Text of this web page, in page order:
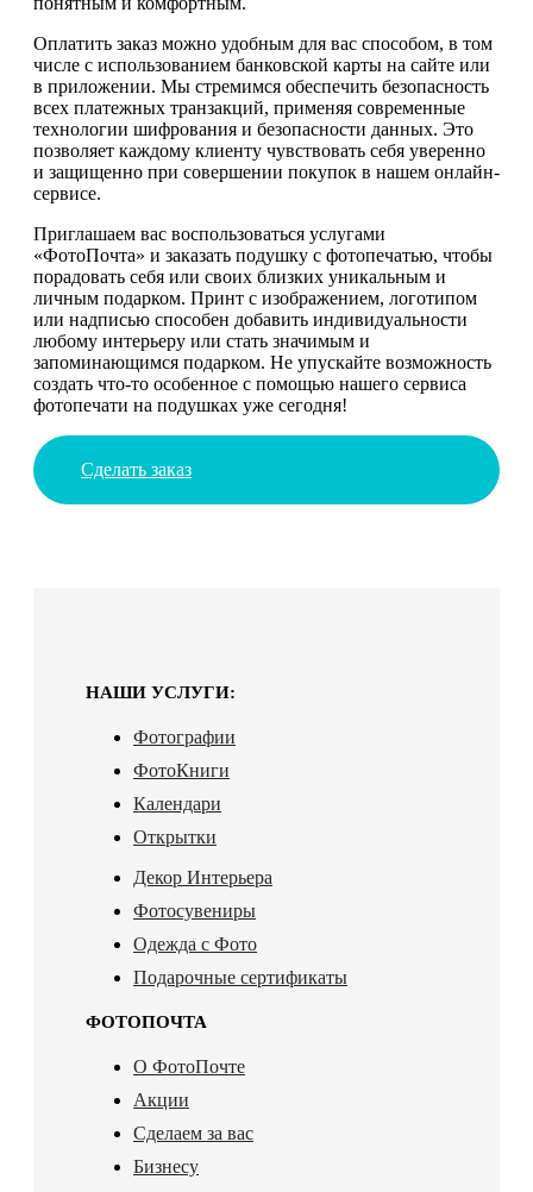
Оплатить заказ можно удобным для вас способом, в том
числе с использованием банковской карты на сайте или
в приложении. Мы стремимся обеспечить безопасность
всех платежных транзакций, применяя современные
технологии шифрования и безопасности данных. Это
позволяет каждому клиенту чувствовать себя уверенно
и защищенно при совершении покупок в нашем онлайн-
сервисе.
Приглашаем вас воспользоваться услугами
«ФотоПочта» и заказать подушку с фотопечатью, чтобы
порадовать себя или своих близких уникальным и
личным подарком. Принт с изображением, логотипом
или надписью способен добавить индивидуальности
любому интерьеру или стать значимым и
запоминающимся подарком. Не упускайте возможность
создать что-то особенное с помощью нашего сервиса
фотопечати на подушках уже сегодня!
Сделать заказ
НАШИ УСЛУГИ:
Фотографии
ФотоКниги
Календари
Открытки
Декор Интерьера
Фотосувениры
Одежда с Фото
Подарочные сертификаты
ФОТОПОЧТА
О ФотоПочте
Акции
Сделаем за вас
Бизнесу